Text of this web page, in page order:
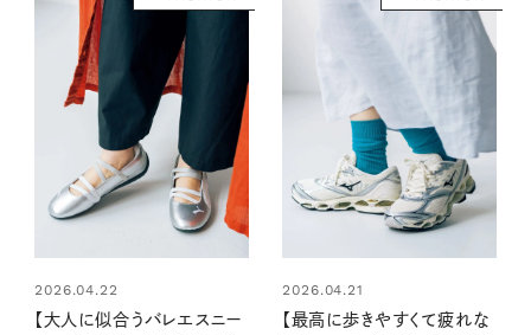
2026.04.22
【大人に似合うバレエスニー
2026.04.21
【最高に歩きやすくて疲れな